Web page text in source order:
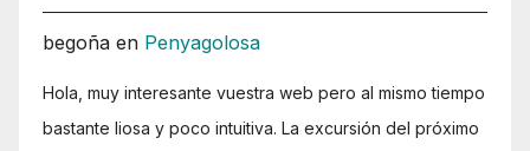
begoña en Penyagolosa
Hola, muy interesante vuestra web pero al mismo tiempo
bastante liosa y poco intuitiva. La excursión del próximo